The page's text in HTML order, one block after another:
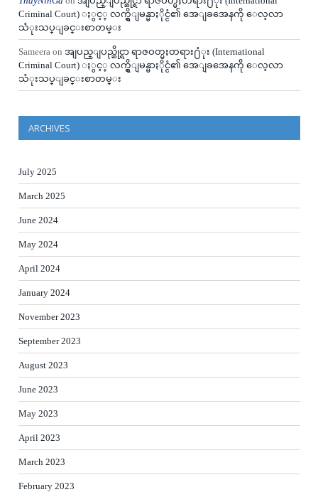
Criminal Court) ႏွင့္ လက္ရွိျမန္မာႏိုင္ငံ၏ အေျခအေနကို ေလ့လာ
သံုးသပ္ျခင္းစာတမ္း
Sameera on အျပည္ျပည္ဆိုင္ရာ ရာဇဝတ္မႈတရား႐ံုး (International
Criminal Court) ႏွင့္ လက္ရွိျမန္မာႏိုင္ငံ၏ အေျခအေနကို ေလ့လာ
သံုးသပ္ျခင္းစာတမ္း
ARCHIVES
July 2025
March 2025
June 2024
May 2024
April 2024
January 2024
November 2023
September 2023
August 2023
June 2023
May 2023
April 2023
March 2023
February 2023